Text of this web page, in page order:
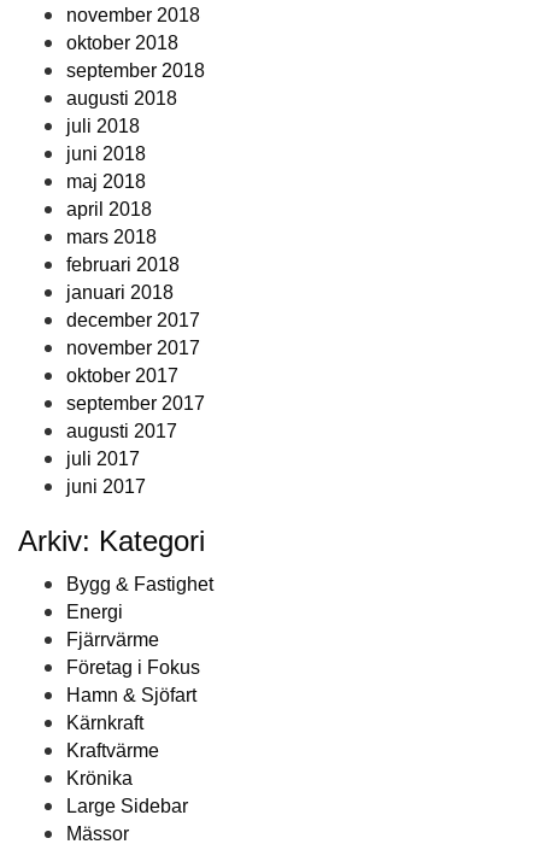
november 2018
oktober 2018
september 2018
augusti 2018
juli 2018
juni 2018
maj 2018
april 2018
mars 2018
februari 2018
januari 2018
december 2017
november 2017
oktober 2017
september 2017
augusti 2017
juli 2017
juni 2017
Arkiv: Kategori
Bygg & Fastighet
Energi
Fjärrvärme
Företag i Fokus
Hamn & Sjöfart
Kärnkraft
Kraftvärme
Krönika
Large Sidebar
Mässor